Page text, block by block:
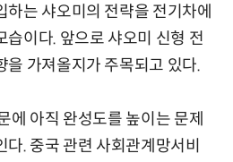
는 샤오미의 전략을 전기차에
습이다. 앞으로 샤오미 신형 전
을 가져올지가 주목되고 있다.
에 아직 완성도를 높이는 문제
. 중국 관련 사회관계망서비